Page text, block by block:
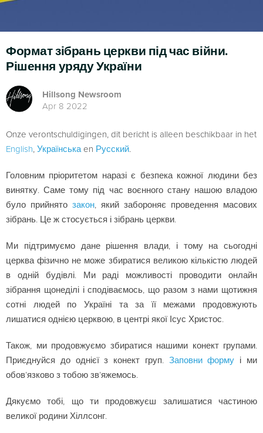
Формат зібрань церкви під час війни.
Рішення уряду України
Hillsong Newsroom
Apr 8 2022
Onze verontschuldigingen, dit bericht is alleen beschikbaar in het
English,Українськаen Русский.
Головним пріоритетом наразі є безпека кожної людини без
винятку. Саме тому під час воєнного стану нашою владою
було прийнято закон, який забороняє проведення масових
зібрань. Це ж стосується і зібрань церкви.
Ми підтримуємо дане рішення влади, і тому на сьогодні
церква фізично не може збиратися великою кількістю людей
в одній будівлі. Ми раді можливості проводити онлайн
зібрання щонеділі і сподіваємось, що разом з нами щотижня
сотні людей по Україні та за її межами продовжують
лишатися однією церквою, в центрі якої Ісус Христос.
Також, ми продовжуємо збиратися нашими конект групами.
Приєднуйся до однієї з конект груп. Заповни форму і ми
обов’язково з тобою зв’яжемось.
Дякуємо тобі, що ти продовжуєш залишатися частиною
великої родини Хіллсонг.